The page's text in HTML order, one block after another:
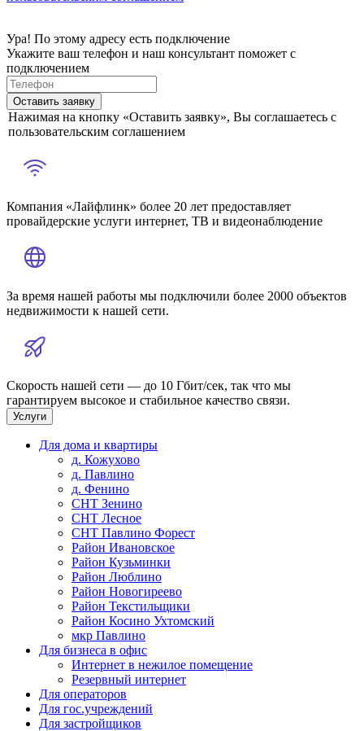
Ура! По этому адресу есть подключение
Укажите ваш телефон и наш консультант поможет с
подключением
Оставить заявку
Нажимая на кнопку «Оставить заявку», Вы соглашаетесь с
пользовательским соглашением
Компания «Лайфлинк» более 20 лет предоставляет
провайдерские услуги интернет, ТВ и видеонаблюдение
За время нашей работы мы подключили более 2000 объектов
недвижимости к нашей сети.
Скорость нашей сети — до 10 Гбит/сек, так что мы
гарантируем высокое и стабильное качество связи.
Услуги
Для дома и квартиры
д. Кожухово
д. Павлино
д. Фенино
СНТ Зенино
СНТ Лесное
СНТ Павлино Форест
Район Ивановское
Район Кузьминки
Район Люблино
Район Новогиреево
Район Текстильщики
Район Косино Ухтомский
мкр Павлино
Для бизнеса в офис
Интернет в нежилое помещение
Резервный интернет
Для операторов
Для гос.учреждений
Для застройщиков